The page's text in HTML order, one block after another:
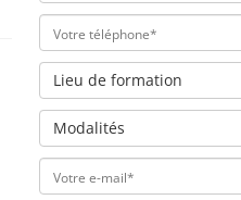
Lieu de formation
Modalités